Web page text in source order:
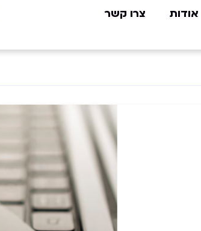
אודות צרו קשר